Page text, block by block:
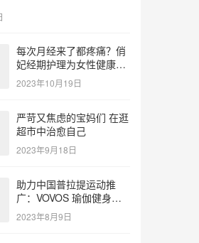
每次月经来了都疼痛？俏
妃经期护理为女性健康护
航
2023年10月19日
严苛又焦虑的宝妈们 在逛
超市中治愈自己
2023年9月18日
助力中国普拉提运动推
广：VOVOS 瑜伽健身服
参与北体大专业普拉提教
练培训
2023年8月9日